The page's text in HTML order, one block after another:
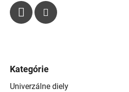
Kategórie
Univerzálne diely